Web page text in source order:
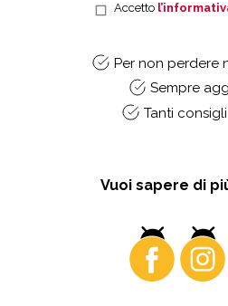
Accetto
Per non perdere
Sempre
Tanti
Vuoi sapere di